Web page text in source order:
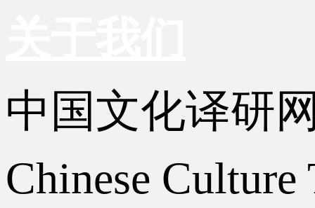
中国文化译研
Chinese